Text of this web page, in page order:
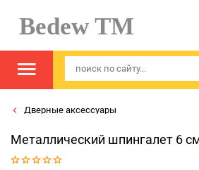
Bedew TM
Дверные аксессуары
Металлический шпингалет 6